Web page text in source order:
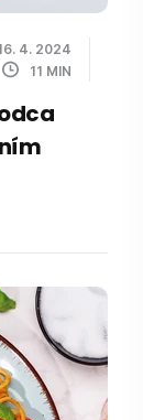
4. 2024
11 MIN